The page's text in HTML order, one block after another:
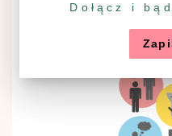
Rzuć
Dołącz i